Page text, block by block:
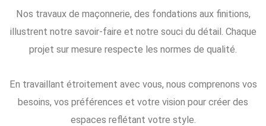
Nos travaux de maçonnerie, des fondations aux finitions,
illustrent notre savoir-faire et notre souci du détail. Chaque
projet sur mesure respecte les normes de qualité.
En travaillant étroitement avec vous, nous comprenons vos
besoins, vos préférences et votre vision pour créer des
espaces reflétant votre style.